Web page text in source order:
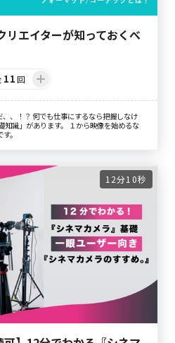
リエイターが知っておくべ
11回
、！？ 何でも仕事にするなら把握しなけ
知識」があります。 １から映像を始めるな
。
12分10秒